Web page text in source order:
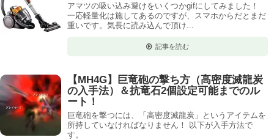
アマツの吸い込み避けをいくつかgifにしてみました！
一応軽量化は施してあるのですが、スマホからだとまだ
重いです。気長に読み込んで頂け...
記事を読む
【MH4G】巨竜砲の撃ち方（高密度滅龍炭
の入手法）＆抗竜石2個設定可能までのル
ート！
巨竜砲を撃つには、「高密度滅龍炭」というアイテムを
所持していなければなりません！ 以下が入手方法で
す。